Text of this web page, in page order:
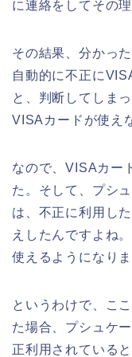
に連絡をしてその
その結果、分かっ
自動的に不正に
と、判断してしま
VISAカードが使え
なので、VISAカー
た。そして、プシ
は、不正に利用し
えしたんですよね
使えるようになりま
というわけで、こ
た場合、プシュケ
正利用されている